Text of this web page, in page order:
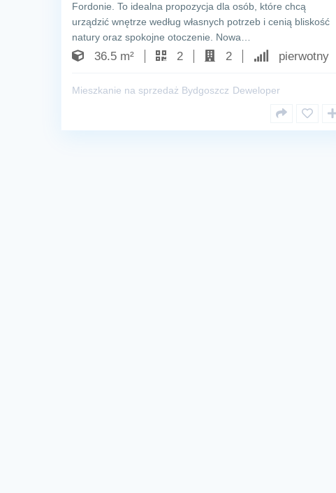
Fordonie. To idealna propozycja dla osób, które chcą
urządzić wnętrze według własnych potrzeb i cenią bliskość
natury oraz spokojne otoczenie. Nowa…
36.5 m² 2 2 pierwotny
Mieszkanie na sprzedaż Bydgoszcz Deweloper